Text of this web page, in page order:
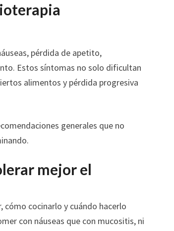
pérdida de apetito,
Estos síntomas no solo dificultan
alimentos y pérdida progresiva
generales que no
mejor el
cocinarlo y cuándo hacerlo
con náuseas que con mucositis, ni